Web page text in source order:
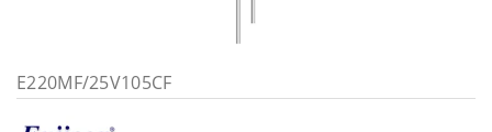
priključci
Kućna
E220MF/25V105CF